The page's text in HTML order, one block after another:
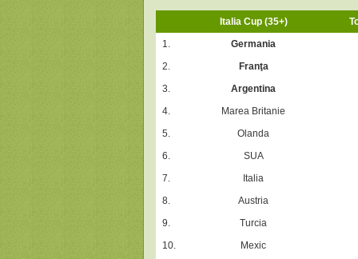
Italia Cup (35+)
1.
Germania
2.
Franţa
3.
Argentina
4.
Marea Britanie
5.
Olanda
6.
SUA
7.
Italia
8.
Austria
9.
Turcia
10.
Mexic